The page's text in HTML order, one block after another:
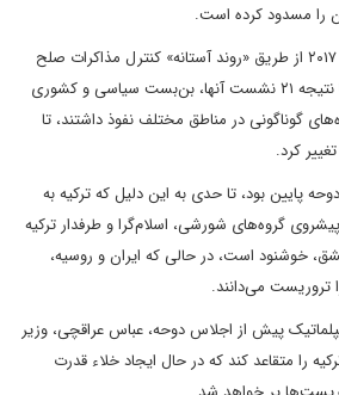
را مسدود کرده است.
ترکیه، روسیه و ایران در سال ۲۰۱۷ از طریق «روند آستانه» کنترل مذاکرات صلح
سوریه را به دست گرفتند، اما نتیجه ۲۱ نشست آنها، بن‌بست سیاسی و کشوری
گوناگونی در مناطق مختلف نفوذ داشتند، تا
کرد.
پایین بود، تا حدی به این دلیل که ترکیه به
گروه‌های شورشی، اسلام‌گرا و طرفدار ترکیه
خوشنود است، در حالی که ایران و روسیه،
پیش از اجلاس دوحه، عباس عراقچی، وزیر
را متقاعد کند که در حال ایجاد خلاء قدرت